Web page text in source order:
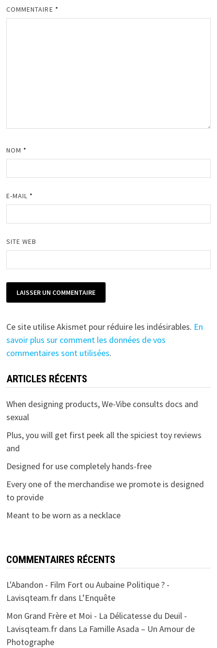
COMMENTAIRE *
NOM *
E-MAIL *
SITE WEB
Ce site utilise Akismet pour réduire les indésirables. En
savoir plus sur comment les données de vos
commentaires sont utilisées.
ARTICLES RÉCENTS
When designing products, We-Vibe consults docs and
sexual
Plus, you will get first peek all the spiciest toy reviews
and
Designed for use completely hands-free
Every one of the merchandise we promote is designed
to provide
Meant to be worn as a necklace
COMMENTAIRES RÉCENTS
L'Abandon - Film Fort ou Aubaine Politique ? -
Lavisqteam.frdans L’Enquête
Mon Grand Frère et Moi - La Délicatesse du Deuil -
Lavisqteam.frdans La Famille Asada – Un Amour de
Photographe